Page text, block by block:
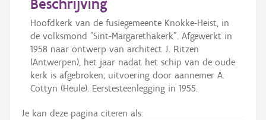
Beschrijving
Hoofdkerk van de fusiegemeente Knokke-Heist, in
de volksmond "Sint-Margarethakerk". Afgewerkt in
1958 naar ontwerp van architect J. Ritzen
(Antwerpen), het jaar nadat het schip van de oude
kerk is afgebroken; uitvoering door aannemer A.
Cottyn (Heule). Eerstesteenlegging in 1955.
Je kan deze pagina citeren als: